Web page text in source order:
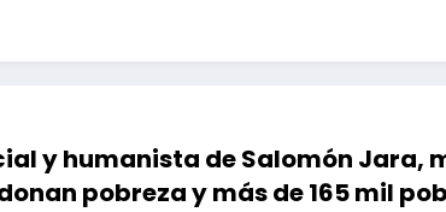
y humanista de Salomón Jara,
pobreza y más de 165 mil